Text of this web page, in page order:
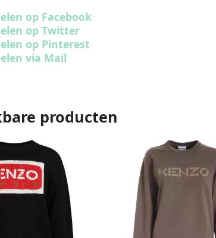
producten